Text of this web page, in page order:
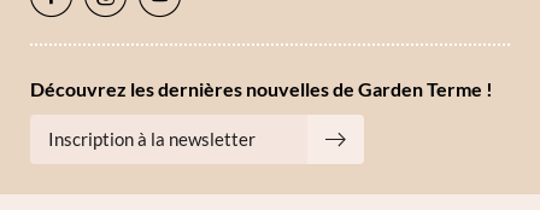
Découvrez les dernières nouvelles de Garden Terme !
Inscription à la newsletter